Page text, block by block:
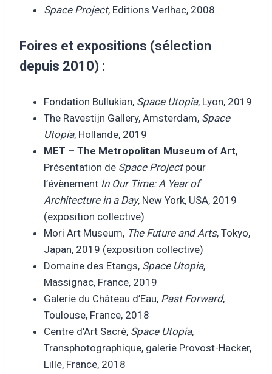
Space Project, Editions Verlhac, 2008.
Foires et expositions (sélection
depuis 2010) :
Fondation Bullukian, Space Utopia, Lyon, 2019
The Ravestijn Gallery, Amsterdam, Space
Utopia, Hollande, 2019
MET – The Metropolitan Museum of Art,
Présentation de Space Projectpour
l’évènement In Our Time: A Year of
Architecture in a Day, New York, USA, 2019
(exposition collective)
Mori Art Museum, The Future and Arts, Tokyo,
Japan, 2019 (exposition collective)
Domaine des Etangs, Space Utopia,
Massignac, France, 2019
Galerie du Château d’Eau, Past Forward,
Toulouse, France, 2018
Centre d’Art Sacré, Space Utopia,
Transphotographique, galerie Provost-Hacker,
Lille, France, 2018